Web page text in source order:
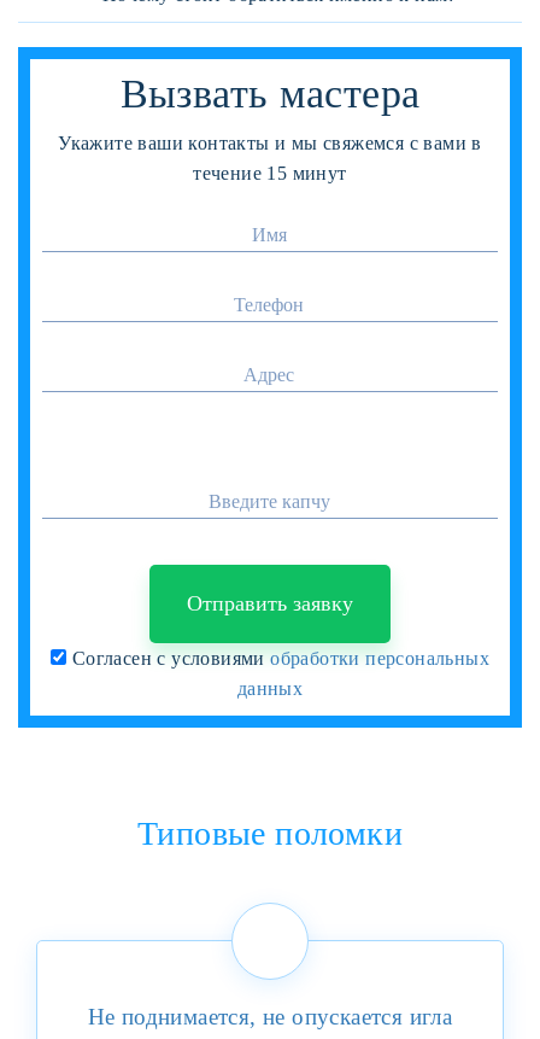
Вызвать мастера
Укажите ваши контакты и мы свяжемся с вами в
течение 15 минут
Отправить заявку
Согласен с условиямиобработки персональных
данных
Типовые поломки
Не поднимается, не опускается игла